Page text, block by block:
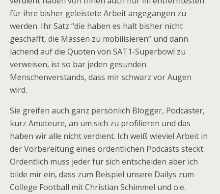
für ihre bisher geleistete Arbeit angegangen zu
werden. Ihr Satz “die haben es halt bisher nicht
geschafft, die Massen zu mobilisieren” und dann
lachend auf die Quoten von SAT1-Superbowl zu
verweisen, ist so bar jeden gesunden
Menschenverstands, dass mir schwarz vor Augen
wird.
Sie greifen auch ganz persönlich Blogger, Podcaster,
kurz Amateure, an um sich zu profilieren und das
haben wir alle nicht verdient. Ich weiß wieviel Arbeit in
der Vorbereitung eines ordentlichen Podcasts steckt.
Ordentlich muss jeder für sich entscheiden aber ich
bilde mir ein, dass zum Beispiel unsere Dailys zum
College Football mit Christian Schimmel und o.e.